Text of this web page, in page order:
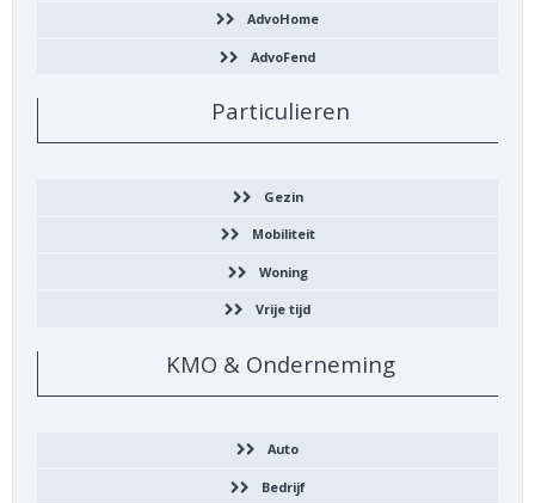
AdvoHome
AdvoFend
Particulieren
Gezin
Mobiliteit
Woning
Vrije tijd
KMO & Onderneming
Auto
Bedrijf